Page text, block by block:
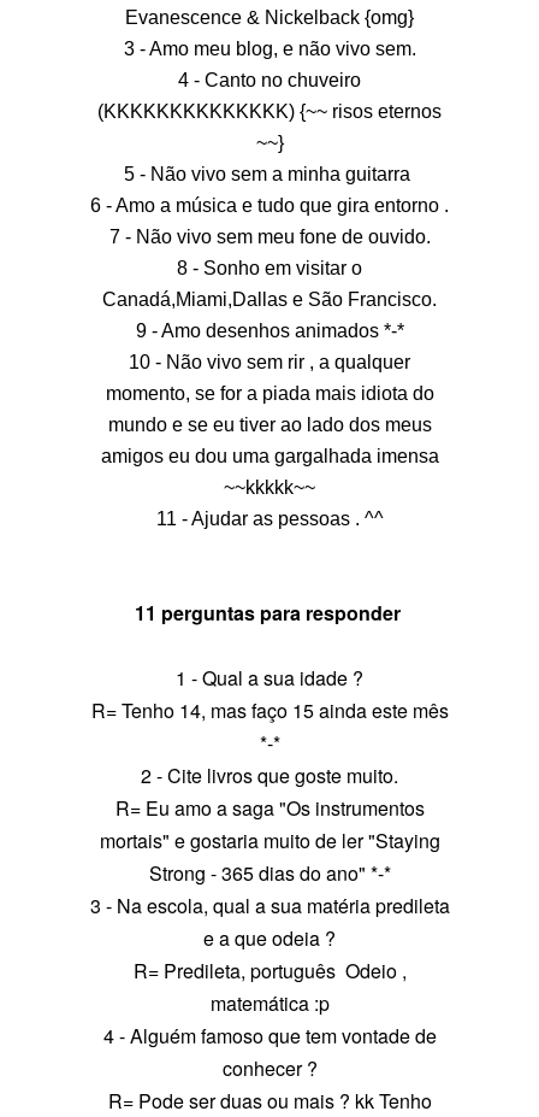
Evanescence & Nickelback {omg}
3 - Amo meu blog, e não vivo sem.
4 - Canto no chuveiro
(KKKKKKKKKKKKKK) {~~ risos eternos
~~}
5 - Não vivo sem a minha guitarra
6 - Amo a música e tudo que gira entorno .
7 - Não vivo sem meu fone de ouvido.
8 - Sonho em visitar o
Canadá,Miami,Dallas e São Francisco.
9 - Amo desenhos animados *-*
10 - Não vivo sem rir , a qualquer
momento, se for a piada mais idiota do
mundo e se eu tiver ao lado dos meus
amigos eu dou uma gargalhada imensa
~~kkkkk~~
11 - Ajudar as pessoas . ^^
11 perguntas para responder
1 - Qual a sua idade ?
R= Tenho 14, mas faço 15 ainda este mês
*-*
2 - Cite livros que goste muito.
R= Eu amo a saga "Os instrumentos
mortais" e gostaria muito de ler "Staying
Strong - 365 dias do ano" *-*
3 - Na escola, qual a sua matéria predileta
e a que odeia ?
R= Predileta, português Odeio ,
matemática :p
4 - Alguém famoso que tem vontade de
conhecer ?
R= Pode ser duas ou mais ? kk Tenho